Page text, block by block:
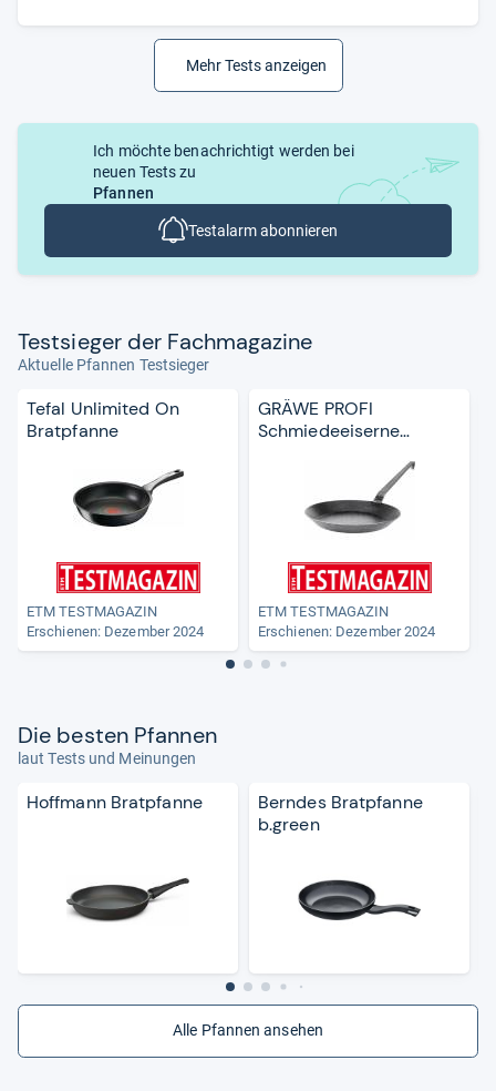
Mehr Tests anzeigen
Ich möchte benachrichtigt werden bei
neuen Tests zu
Pfannen
Testalarm abonnieren
Test­sie­ger der Fach­ma­ga­zine
Aktuelle Pfannen Testsieger
Tefal Unlimited On
Bratpfanne
ETM TESTMAGAZIN
Erschienen: Dezember 2024
GRÄWE PROFI
Schmiedeeiserne
ETM TESTMAGAZIN
Erschienen: Dezember 2024
Die bes­ten Pfan­nen
laut Tests und Meinungen
Hoffmann Bratpfanne
Berndes Bratpfanne
b.green
Alle Pfannen ansehen